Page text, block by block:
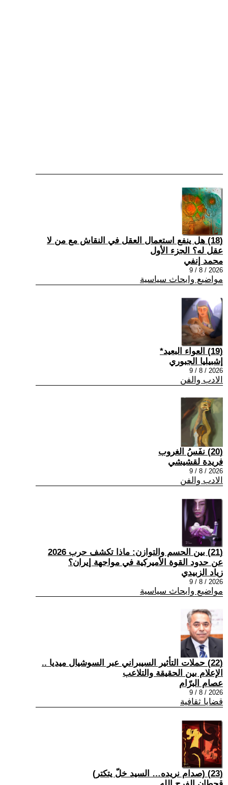
(18) هل ينفع استعمال العقل في النقاش مع من لا
عقل له؟ الجزء الأول
محمد إنفي
2026 / 8 / 9
مواضيع وابحاث سياسية
(19) العواء البعيد*
إشبيليا الجبوري
2026 / 8 / 9
الادب والفن
(20) نفَسُ الغروب
فريدة لقشيشي
2026 / 8 / 9
الادب والفن
(21) بين الحسم والتوازن: ماذا تكشف حرب 2026
عن حدود القوة الأميركية في مواجهة إيران؟
زياد الزبيدي
2026 / 8 / 9
مواضيع وابحاث سياسية
(22) حملات التأثير السيبراني عبر السوشيال ميديا ..
الإعلام بين الحقيقة والتلاعب
عصام البرّام
2026 / 8 / 9
قضايا ثقافية
(23) (صدام نريده… السيد خلّ يتكتر)